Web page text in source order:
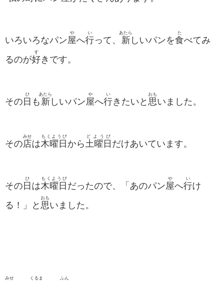
いろいろなパン屋
や
へ行
い
って、 新
あたら
しいパンを食
た
べてみ
るのが好
す
きです。
その日
ひ
も 新
あたら
しいパン屋
や
へ行
い
きたいと 思
おも
いました。
その店
みせ
は木曜日
もくようび
から 土曜日
どようび
だけあいています。
その日
ひ
は木曜日
もくようび
だったので、「あのパン屋
や
へ行
い
け
る！」と 思
おも
いました。
みせ くるま ふん